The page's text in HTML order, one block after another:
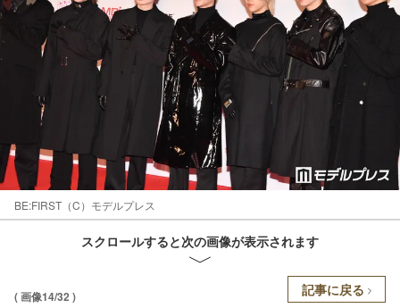
BE:FIRST（C）モデルプレス
スクロールすると次の画像が表示されます
( 画像14/32 ) 記事に戻る